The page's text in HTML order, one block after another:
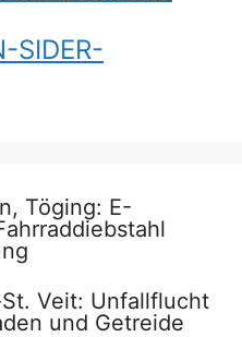
SIDER-
Töging: E-
Veit: Unfallflucht
und Getreide